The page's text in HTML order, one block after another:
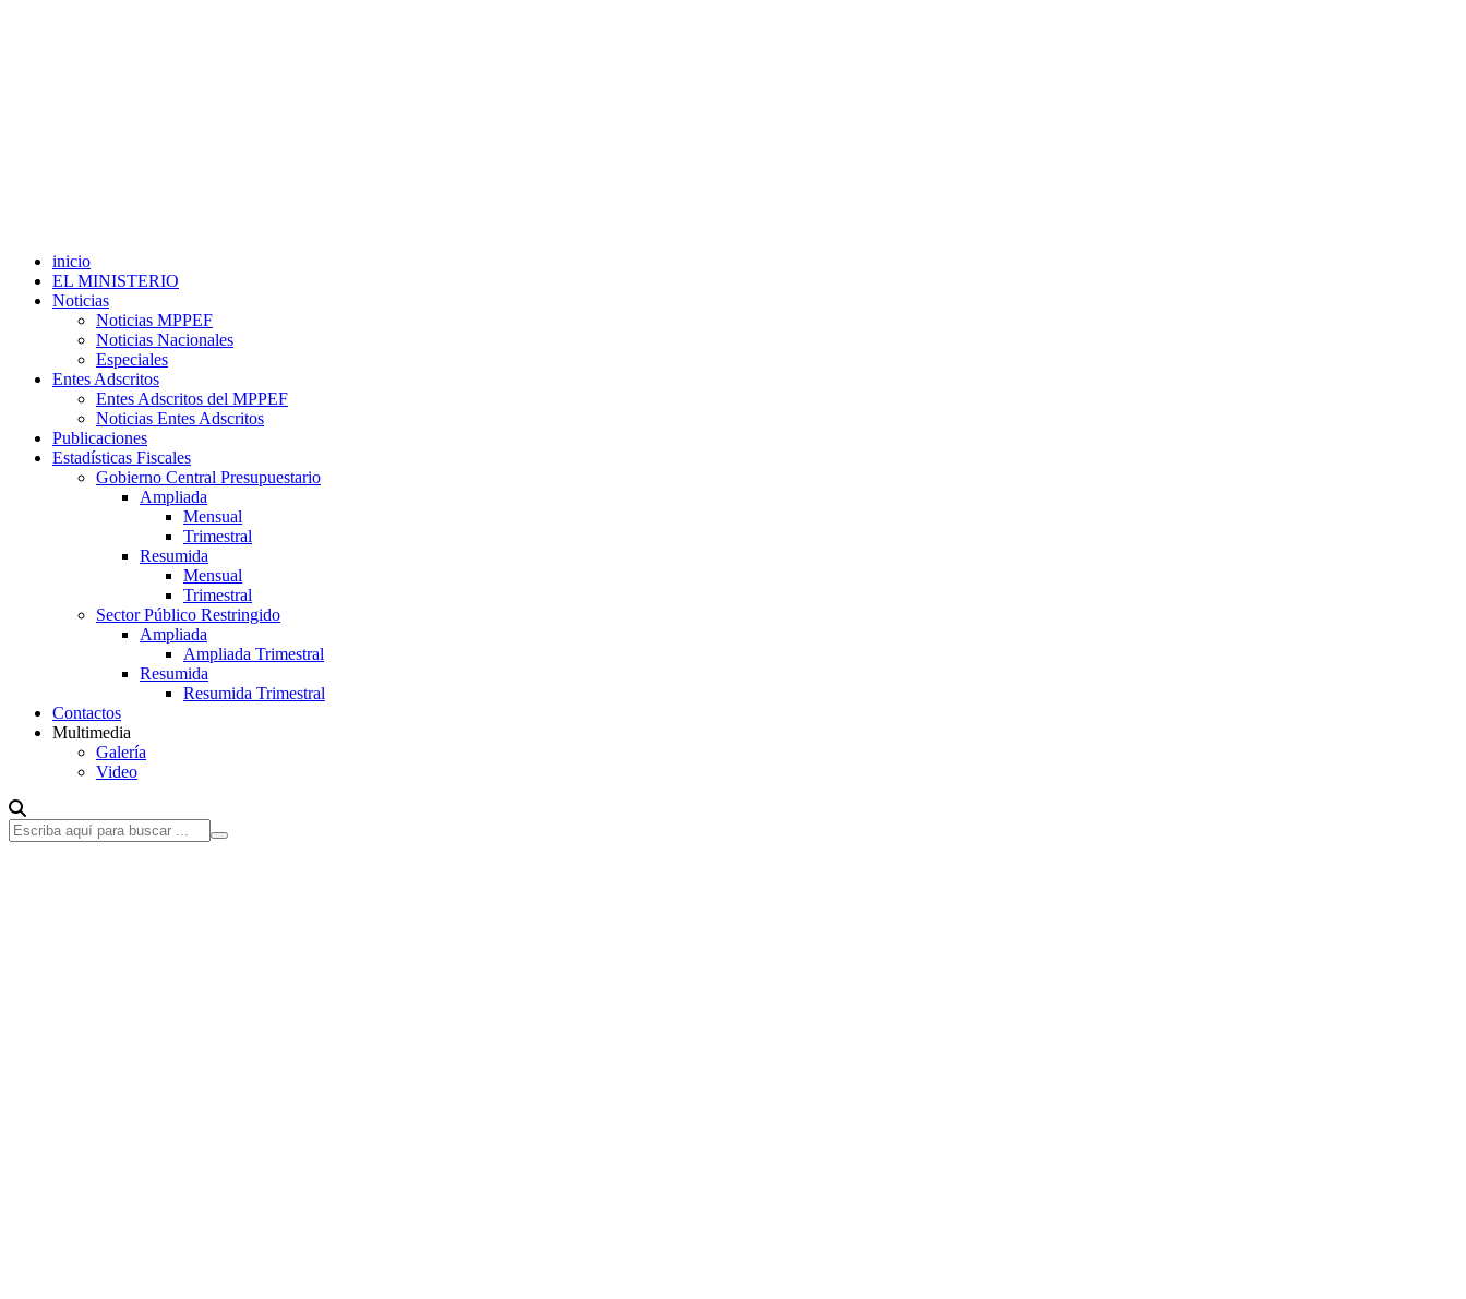
inicio
EL MINISTERIO
Noticias
Noticias MPPEF
Noticias Nacionales
Especiales
Entes Adscritos
Entes Adscritos del MPPEF
Noticias Entes Adscritos
Publicaciones
Estadísticas Fiscales
Gobierno Central Presupuestario
Ampliada
Mensual
Trimestral
Resumida
Mensual
Trimestral
Sector Público Restringido
Ampliada
Ampliada Trimestral
Resumida
Resumida Trimestral
Contactos
Multimedia
Galería
Video